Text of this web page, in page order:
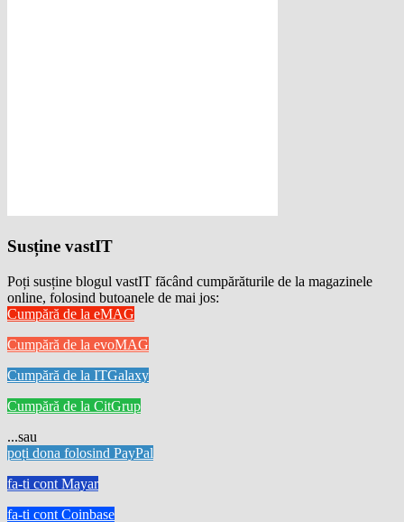
Susține vastIT
Poți susține blogul vastIT făcând cumpărăturile de la magazinele
online, folosind butoanele de mai jos:
Cumpără de la eMAG
Cumpără de la evoMAG
Cumpără de la ITGalaxy
Cumpără de la CitGrup
...sau
poți dona folosind PayPal
fa-ti cont Mayar
fa-ti cont Coinbase